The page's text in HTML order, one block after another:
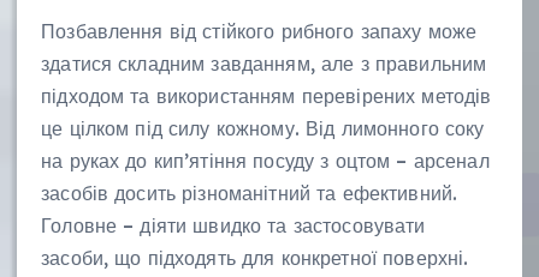
Позбавлення від стійкого рибного запаху може
здатися складним завданням, але з правильним
підходом та використанням перевірених методів
це цілком під силу кожному. Від лимонного соку
на руках до кип’ятіння посуду з оцтом – арсенал
засобів досить різноманітний та ефективний.
Головне – діяти швидко та застосовувати
засоби, що підходять для конкретної поверхні.